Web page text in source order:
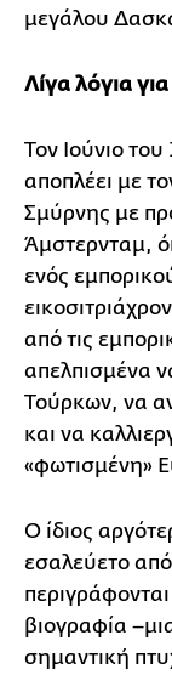
µεγάλου
Λίγα λόγια
Τον Ιούνιο
αποπλέει µε
Σµύρνης µε
Άµστερνταµ,
ενός
από τις
απελπισµένα
Τούρκων, να
και να
«φωτισµένη»
Ο ίδιος
εσαλεύετο
βιογραφία
σηµαντική